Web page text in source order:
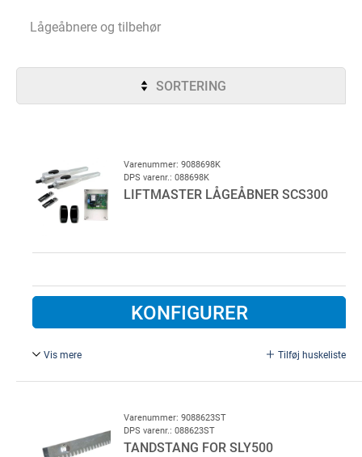
Lågeåbnere og tilbehør
SORTERING
Varenummer: 9088698K
DPS varenr.: 088698K
LIFTMASTER LÅGEÅBNER SCS300
KONFIGURER
Vis mere Tilføj huskeliste
Varenummer: 9088623ST
DPS varenr.: 088623ST
TANDSTANG FOR SLY500